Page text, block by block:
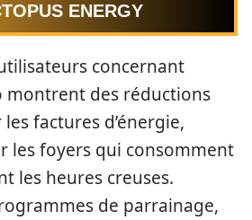
ENERGY
concernant
montrent des réductions
factures d’énergie,
les foyers qui consomment
les heures creuses.
de parrainage,